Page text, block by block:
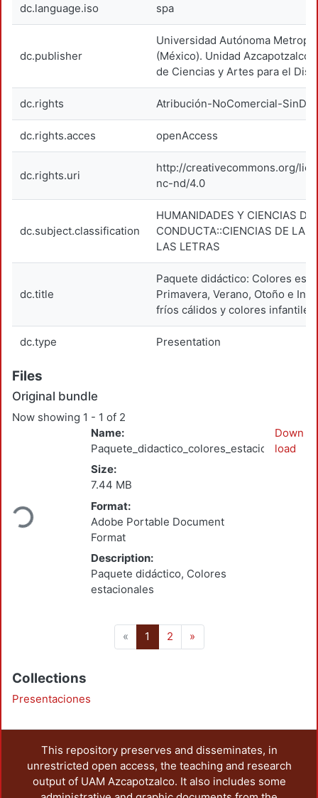
dc.language.iso spa
dc.publisher
Universidad Autónoma
(México). Unidad Azcapotzalco.
de Ciencias y Artes para el
dc.rights Atribución-NoComercial-
dc.rights.acces openAccess
dc.rights.uri
http://creativecommons.org/
nc-nd/4.0
dc.subject.classification
HUMANIDADES Y CIENCIAS DE
CONDUCTA::CIENCIAS DE LAS
LAS LETRAS
dc.title
Paquete didáctico: Colores
Primavera, Verano, Otoño e
fríos cálidos y colores infantiles
dc.type Presentation
Files
Original bundle
Now showing 1 - 1 of 2
Loading...
Name:
Paquete_didactico_colores_estacionales.pdf
Size:
7.44 MB
Format:
Adobe Portable Document
Format
Description:
Paquete didáctico, Colores
estacionales
Down
load
« 1 (current)
2 »
Collections
Presentaciones
This repository preserves and disseminates, in
unrestricted open access, the teaching and research
output of UAM Azcapotzalco. It also includes some